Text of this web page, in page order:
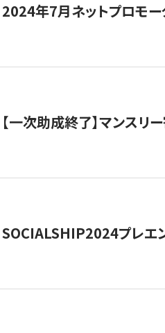
2024年7月ネットプロモー
【一次助成終了】マンス
SOCIALSHIP2024プレエ